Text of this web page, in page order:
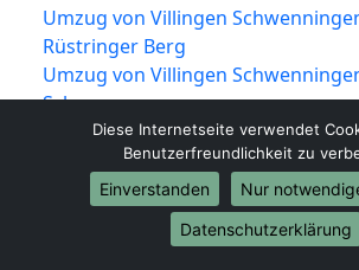
Umzug von Villingen
Rüstringer Berg
Umzug von Villingen
Schaar
Umzug von Villingen
Sengwarden
Umzug von Villingen
Umzug von Villingen
Diese Internetseite verwendet
Benutzerfreundlichkeit zu
Einverstanden
Nur
Datenschutzerklärung